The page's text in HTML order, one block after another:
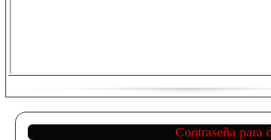
Contraseña para